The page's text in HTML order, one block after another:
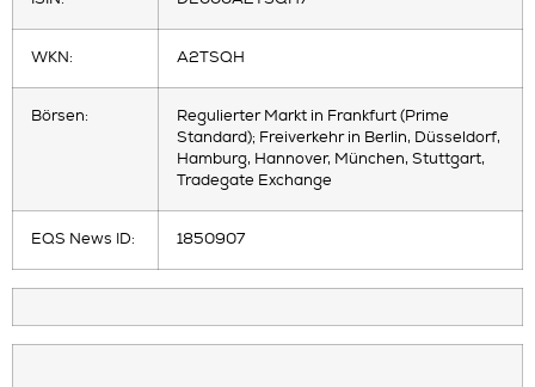
WKN: A2TSQH
Börsen:
Regulierter Markt in Frankfurt (Prime
Standard); Freiverkehr in Berlin, Düsseldorf,
Hamburg, Hannover, München, Stuttgart,
Tradegate Exchange
EQS News ID: 1850907